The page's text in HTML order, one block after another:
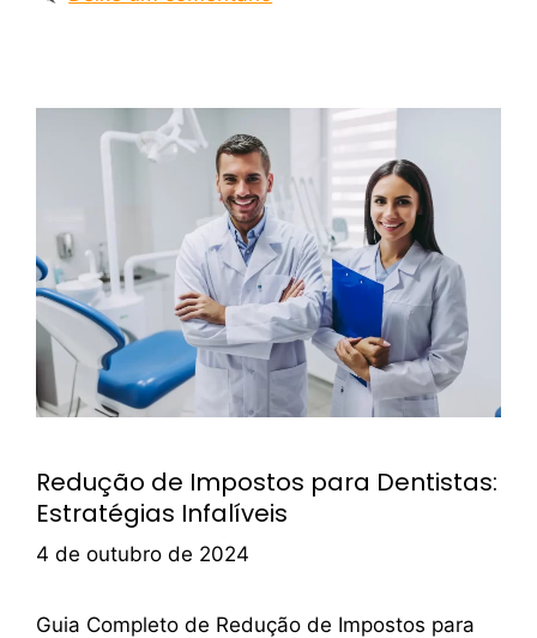
Redução de Impostos para Dentistas:
Estratégias Infalíveis
4 de outubro de 2024
Guia Completo de Redução de Impostos para